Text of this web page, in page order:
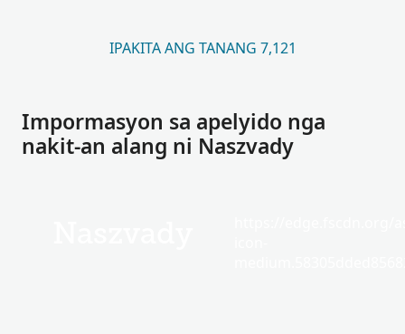
IPAKITA ANG TANANG 7,121
Impormasyon sa apelyido nga
nakit-an alang ni Naszvady